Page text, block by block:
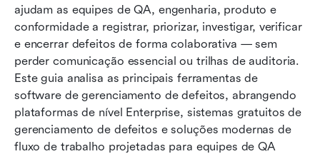
ajudam as equipes de QA, engenharia, produto e
conformidade a registrar, priorizar, investigar, verificar
e encerrar defeitos de forma colaborativa — sem
perder comunicação essencial ou trilhas de auditoria.
Este guia analisa as principais ferramentas de
software de gerenciamento de defeitos, abrangendo
plataformas de nível Enterprise, sistemas gratuitos de
gerenciamento de defeitos e soluções modernas de
fluxo de trabalho projetadas para equipes de QA
O que torna o melhor sistema de rastreamento
de leads
Os blocos de construção de uma gestão de
defeitos bem-sucedida
Conclusão
Perguntas frequentes